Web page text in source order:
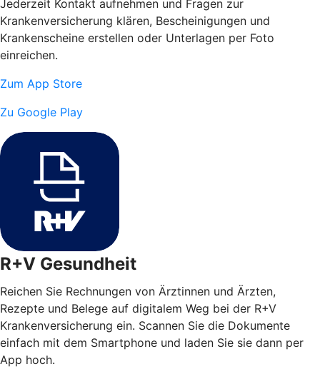
Jederzeit Kontakt aufnehmen und Fragen zur
Krankenversicherung klären, Bescheinigungen und
Krankenscheine erstellen oder Unterlagen per Foto
einreichen.
Zum App Store
Zu Google Play
R+V Gesundheit
Reichen Sie Rechnungen von Ärztinnen und Ärzten,
Rezepte und Belege auf digitalem Weg bei der R+V
Krankenversicherung ein. Scannen Sie die Dokumente
einfach mit dem Smartphone und laden Sie sie dann per
App hoch.